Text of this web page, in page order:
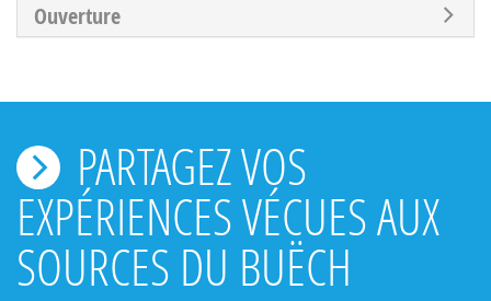
Ouverture
PARTAGEZ VOS
EXPÉRIENCES VÉCUES AUX
SOURCES DU BUËCH